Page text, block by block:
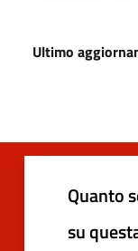
Ultimo
Quanto
su